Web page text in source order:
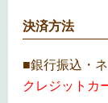
決済方法
■銀行振込・
クレジットカ